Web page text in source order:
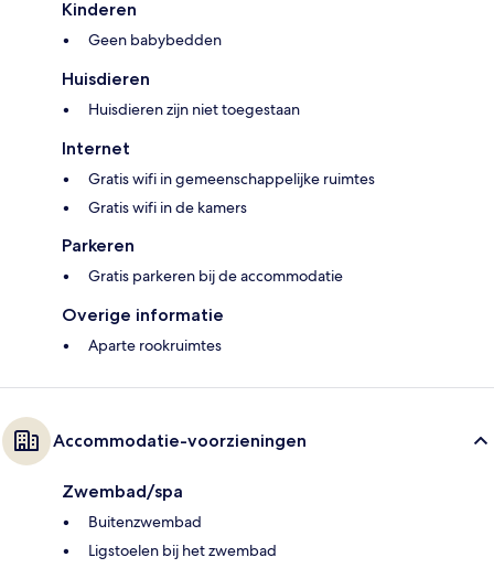
Kinderen
Geen babybedden
Huisdieren
Huisdieren zijn niet toegestaan
Internet
Gratis wifi in gemeenschappelijke ruimtes
Gratis wifi in de kamers
Parkeren
Gratis parkeren bij de accommodatie
Overige informatie
Aparte rookruimtes
Accommodatie-voorzieningen
Zwembad/spa
Buitenzwembad
Ligstoelen bij het zwembad